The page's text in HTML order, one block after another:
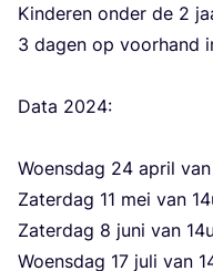
Kin­de­ren onder de 2
3 dagen op voor­hand
Data 2024:
Woens­dag 24 april van
Zater­dag 11 mei van 14
Zater­dag 8 juni van 14
Woens­dag 17 juli van